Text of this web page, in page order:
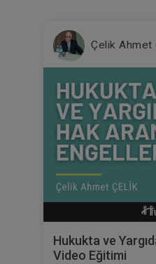
Çelik Ahmet
Hukukta ve
Video Eğitimi